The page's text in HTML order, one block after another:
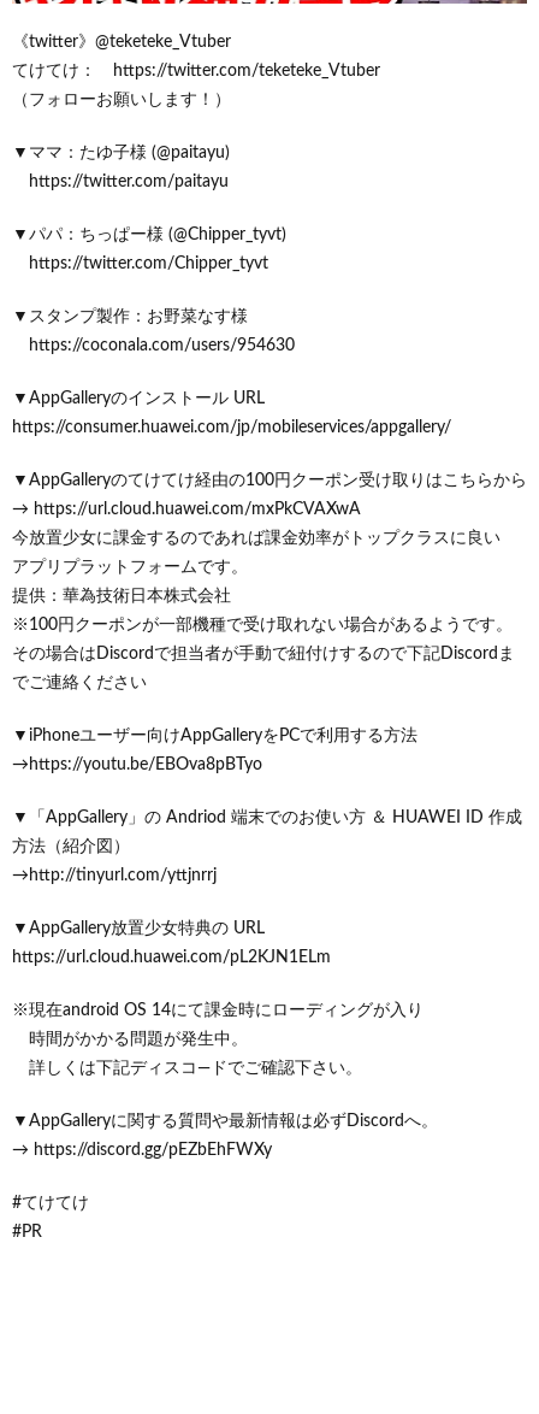
《twitter》@teketeke_Vtuber
てけてけ： https://twitter.com/teketeke_Vtuber
（フォローお願いします！）
▼ママ：たゆ子様 (@paitayu)
https://twitter.com/paitayu
▼パパ：ちっぱー様 (@Chipper_tyvt)
https://twitter.com/Chipper_tyvt
▼スタンプ製作：お野菜なす様
https://coconala.com/users/954630
▼AppGalleryのインストール URL
https://consumer.huawei.com/jp/mobileservices/appgallery/
▼AppGalleryのてけてけ経由の100円クーポン受け取りはこちらから
→ https://url.cloud.huawei.com/mxPkCVAXwA
今放置少女に課金するのであれば課金効率がトップクラスに良い
アプリプラットフォームです。
提供：華為技術日本株式会社
※100円クーポンが一部機種で受け取れない場合があるようです。
その場合はDiscordで担当者が手動で紐付けするので下記Discordま
でご連絡ください
▼iPhoneユーザー向けAppGalleryをPCで利用する方法
→https://youtu.be/EBOva8pBTyo
▼「AppGallery」の Andriod 端末でのお使い方 ＆ HUAWEI ID 作成
方法（紹介図）
→http://tinyurl.com/yttjnrrj
▼AppGallery放置少女特典の URL
https://url.cloud.huawei.com/pL2KJN1ELm
※現在android OS 14にて課金時にローディングが入り
時間がかかる問題が発生中。
詳しくは下記ディスコ―ドでご確認下さい。
▼AppGalleryに関する質問や最新情報は必ずDiscordへ。
→ https://discord.gg/pEZbEhFWXy
#てけてけ
#PR